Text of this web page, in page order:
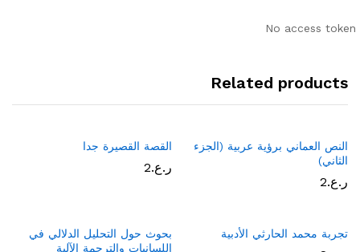
No access token
Related products
النص العماني برؤية عربية (الجزء
الثاني)
ر.ع.2
القصة القصيرة جدا
ر.ع.2
تجربة محمد الحارثي الأدبية
بحوث حول التحليل الدلالي في
اللسانيات والترجمة الآلية